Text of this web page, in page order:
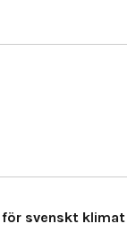
för svenskt klimat